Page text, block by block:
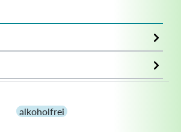
alkoholfrei